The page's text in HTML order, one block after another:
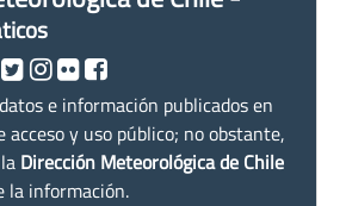
e información publicados en
acceso y uso público; no obstante,
Dirección Meteorológica de Chile
la información.